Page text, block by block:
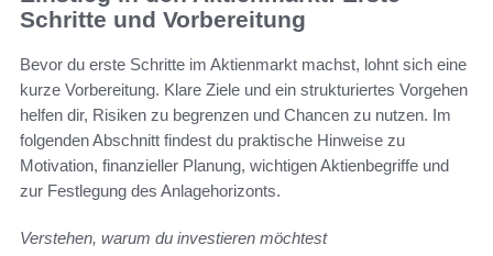
Schritte und Vorbereitung
Bevor du erste Schritte im Aktienmarkt machst, lohnt sich eine
kurze Vorbereitung. Klare Ziele und ein strukturiertes Vorgehen
helfen dir, Risiken zu begrenzen und Chancen zu nutzen. Im
folgenden Abschnitt findest du praktische Hinweise zu
Motivation, finanzieller Planung, wichtigen Aktienbegriffe und
zur Festlegung des Anlagehorizonts.
Verstehen, warum du investieren möchtest